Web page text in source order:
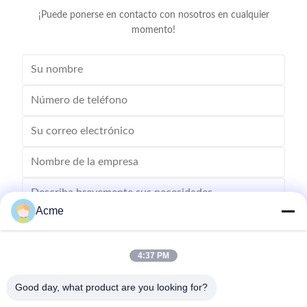
¡Puede ponerse en contacto con nosotros en cualquier
momento!
Acme
4:37 PM
Good day, what product are you looking for?